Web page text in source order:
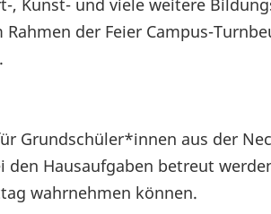
, Kunst- und viele weitere
der Feier Campus-
Grundschüler*innen aus der
den Hausaufgaben betreut
wahrnehmen können.